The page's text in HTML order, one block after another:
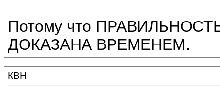
Потому что
ДОКАЗАНА ВРЕМЕНЕМ.
КВН